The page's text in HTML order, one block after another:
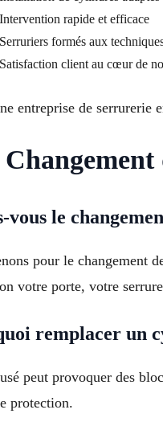
Intervention rapide et efficace
Serruriers formés aux
Satisfaction client au cœur de
entreprise de serrurerie
vous le
pour le changement
votre porte, votre
remplacer un
peut provoquer des
protection.